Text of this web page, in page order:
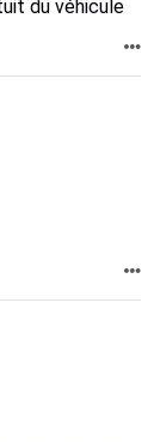
du véhicule